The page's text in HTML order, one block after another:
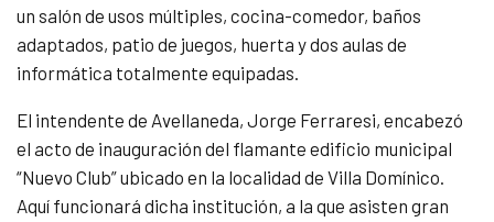
un salón de usos múltiples, cocina-comedor, baños
adaptados, patio de juegos, huerta y dos aulas de
informática totalmente equipadas.
El intendente de Avellaneda, Jorge Ferraresi, encabezó
el acto de inauguración del flamante edificio municipal
“Nuevo Club” ubicado en la localidad de Villa Domínico.
Aquí funcionará dicha institución, a la que asisten gran